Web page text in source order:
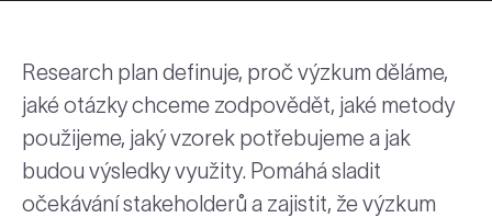
Research plan definuje, proč výzkum děláme,
jaké otázky chceme zodpovědět, jaké metody
použijeme, jaký vzorek potřebujeme a jak
budou výsledky využity. Pomáhá sladit
očekávání stakeholderů a zajistit, že výzkum